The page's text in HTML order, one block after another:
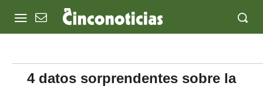
4 datos sorprendentes sobre la